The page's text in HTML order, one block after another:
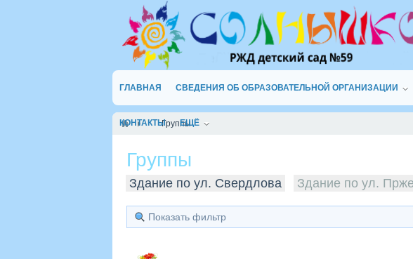
ГЛАВНАЯ СВЕДЕНИЯ ОБ ОБРАЗОВАТЕЛЬНОЙ ОРГАНИЗАЦИИ
КОНТАКТЫ ЕЩЁ
Группы
Группы
Здание по ул. Свердлова Здание по ул.
Показать фильтр